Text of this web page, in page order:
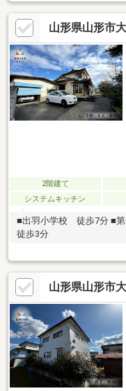
山形県山形市
2階建て
システムキッチン
■出羽小学校 徒歩7分 ■
徒歩3分
山形県山形市